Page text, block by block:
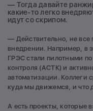
— Тогда давайте
какие-то легко
идут со скрипом.
— Действительно, не все
внедрении. Например, в
ГРЭС стали пилотными
контроля (АСТК) и
автоматизации. Коллеги
куда мы движемся, и что
А есть проекты, которые